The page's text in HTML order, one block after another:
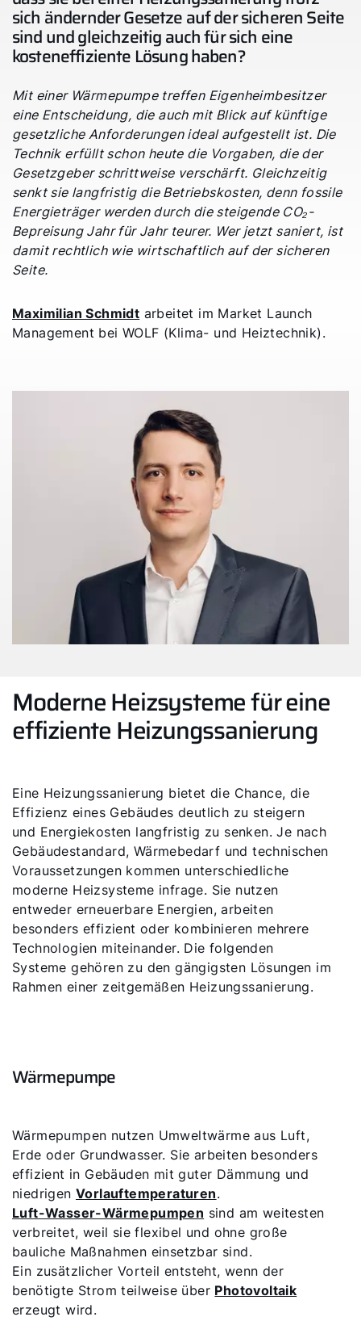
sich ändernder Gesetze auf der sicheren Seite
sind und gleichzeitig auch für sich eine
kosteneffiziente Lösung haben?
Mit einer Wärmepumpe treffen Eigenheimbesitzer
eine Entscheidung, die auch mit Blick auf künftige
gesetzliche Anforderungen ideal aufgestellt ist. Die
Technik erfüllt schon heute die Vorgaben, die der
Gesetzgeber schrittweise verschärft. Gleichzeitig
senkt sie langfristig die Betriebskosten, denn fossile
Energieträger werden durch die steigende CO₂-
Bepreisung Jahr für Jahr teurer. Wer jetzt saniert, ist
damit rechtlich wie wirtschaftlich auf der sicheren
Seite.
Maximilian Schmidt arbeitet im Market Launch
Management bei WOLF (Klima- und Heiztechnik).
Moderne Heizsysteme für eine
effiziente Heizungssanierung
Eine Heizungssanierung bietet die Chance, die
Effizienz eines Gebäudes deutlich zu steigern
und Energiekosten langfristig zu senken. Je nach
Gebäudestandard, Wärmebedarf und technischen
Voraussetzungen kommen unterschiedliche
moderne Heizsysteme infrage. Sie nutzen
entweder erneuerbare Energien, arbeiten
besonders effizient oder kombinieren mehrere
Technologien miteinander. Die folgenden
Systeme gehören zu den gängigsten Lösungen im
Rahmen einer zeitgemäßen Heizungssanierung.
Wärmepumpe
Wärmepumpen nutzen Umweltwärme aus Luft,
Erde oder Grundwasser. Sie arbeiten besonders
effizient in Gebäuden mit guter Dämmung und
niedrigenVorlauftemperaturen.
Luft-Wasser-Wärmepumpen sind am weitesten
verbreitet, weil sie flexibel und ohne große
bauliche Maßnahmen einsetzbar sind.
Ein zusätzlicher Vorteil entsteht, wenn der
benötigte Strom teilweise über Photovoltaik
erzeugt wird.